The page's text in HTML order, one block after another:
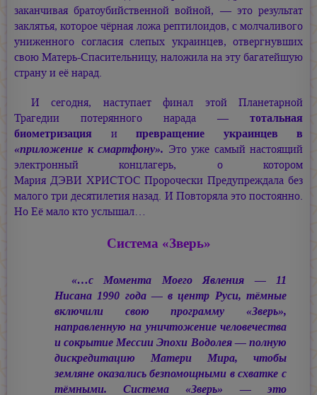
заканчивая братоубийственной войной, — это результат
заклятья, которое чёрная ложа рептилоидов, с молчаливого
униженного согласия слепых украинцев, отвергнувших
свою Матерь-Спасительницу, наложила на эту багатейшую
страну и её нарад.
И сегодня, наступает финал этой Планетарной
Трагедии потерянного нарада — тотальная
биометризация и превращение украинцев в
«приложение к смартфону». Это уже самый настоящий
электронный концлагерь, о котором
Мария ДЭВИ ХРИСТОС Пророчески Предупреждала без
малого три десятилетия назад. И Повторяла это постоянно.
Но Её мало кто услышал…
Система «Зверь»
«…с Момента Моего Явления — 11
Нисана 1990 года — в центр Руси, тёмные
включили свою программу «Зверь»,
направленную на уничтожение человечества
и сокрытие Мессии Эпохи Водолея — полную
дискредитацию Матери Мира, чтобы
земляне оказались безпомощными в схватке с
тёмными. Система «Зверь» — это